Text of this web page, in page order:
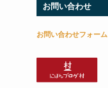
お問い合わせ
お問い合わせフォーム